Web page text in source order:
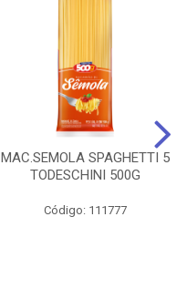
MAC.SEMOLA SPAGHETTI 5
TODESCHINI 500G
Código: 111777